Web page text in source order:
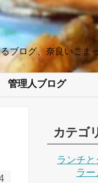
ブログ、奈良いこま
管理人ブログ
カテゴ
ランチと
ラー